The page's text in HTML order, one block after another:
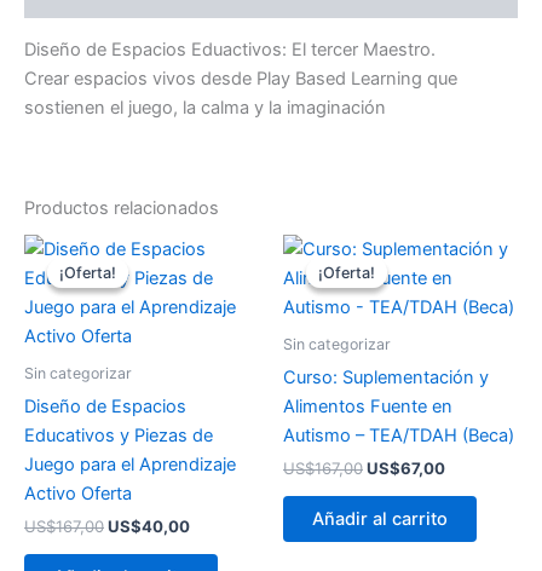
Diseño de Espacios Eduactivos: El tercer Maestro.
Crear espacios vivos desde Play Based Learning que
sostienen el juego, la calma y la imaginación
Productos relacionados
¡Oferta!
¡Oferta!
Sin categorizar
Diseño de Espacios
Educativos y Piezas de
Juego para el Aprendizaje
Activo Oferta
US$167,00
El
precio
original
era:
US$40,00
El
actual
es:
¡Oferta!
¡Oferta!
Sin categorizar
Curso: Suplementación y
Alimentos Fuente en
Autismo – TEA/TDAH (Beca)
US$167,00
El
precio
original
era:
US$67,00
El
actual
es:
Añadir al carrito